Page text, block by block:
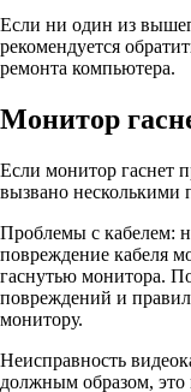
Если ни один из
рекомендуется
ремонта компьютера.
Монитор
Если монитор гаснет
вызвано несколькими
Проблемы с кабелем:
повреждение кабеля
гаснутью монитора.
повреждений и
монитору.
Неисправность
должным образом, это